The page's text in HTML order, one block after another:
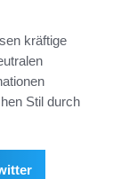
kräftige
Stil durch